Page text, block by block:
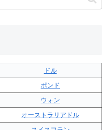
ドル
ポンド
ウォン
オーストラリアドル